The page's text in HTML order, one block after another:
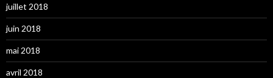
juillet 2018
juin 2018
mai 2018
avril 2018